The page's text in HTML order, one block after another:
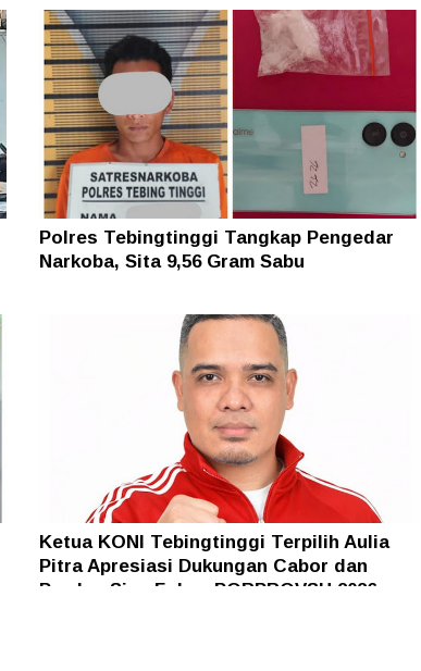
Polres Tebingtinggi Tangkap Pengedar
Narkoba, Sita 9,56 Gram Sabu
Ketua KONI Tebingtinggi Terpilih Aulia
Pitra Apresiasi Dukungan Cabor dan
Pemko, Siap Fokus PORPROVSU 2026